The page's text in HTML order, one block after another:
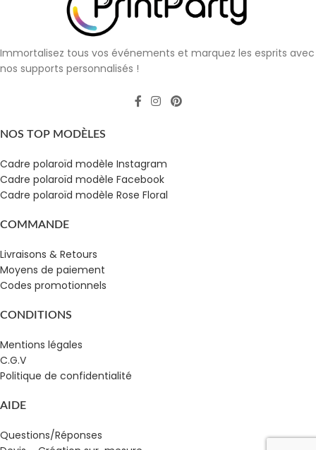
Immortalisez tous vos événements et marquez les esprits avec
nos supports personnalisés !
NOS TOP MODÈLES
Cadre polaroïd modèle Instagram
Cadre polaroïd modèle Facebook
Cadre polaroïd modèle Rose Floral
COMMANDE
Livraisons & Retours
Moyens de paiement
Codes promotionnels
CONDITIONS
Mentions légales
C.G.V
Politique de confidentialité
AIDE
Questions/Réponses